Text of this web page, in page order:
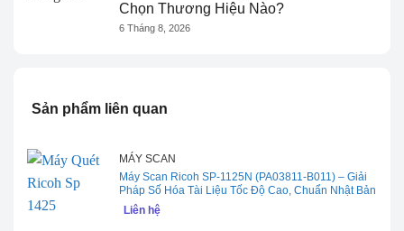
Chọn Thương Hiệu Nào?
6 Tháng 8, 2026
Sản phẩm liên quan
MÁY SCAN
Máy Scan Ricoh SP-1125N (PA03811-B011) – Giải
Pháp Số Hóa Tài Liệu Tốc Độ Cao, Chuẩn Nhật Bản
Liên hệ